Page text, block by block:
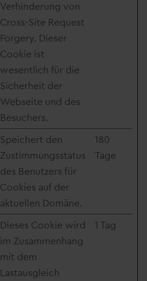
Verhinderung von
Cross-Site Request
Forgery. Dieser
Cookie ist
wesentlich für die
Sicherheit der
Webseite und des
Besuchers.
Speichert den
Zustimmungsstatus
des Benutzers für
Cookies auf der
aktuellen Domäne.
180
Tage
Dieses Cookie wird
im Zusammenhang
mit dem
Lastausgleich
1 Tag